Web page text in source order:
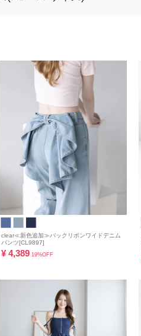
clear≪新色追加≫バックリボンワイドデニム
パンツ[CL9897]
¥ 4,389 19%OFF